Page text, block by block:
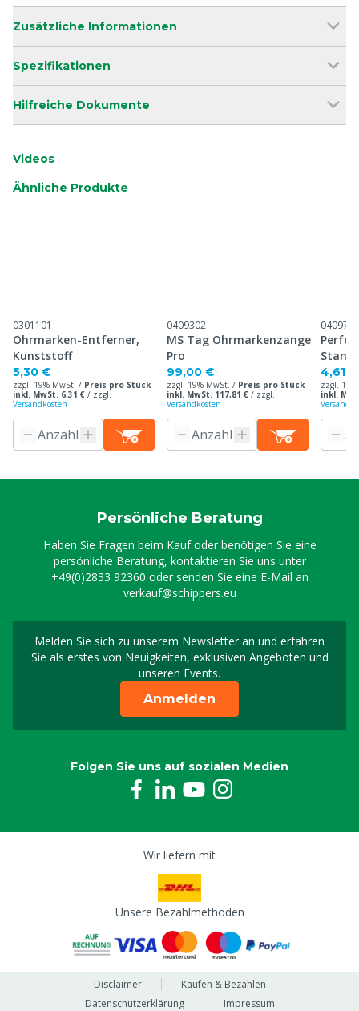
Zusätzliche Informationen
Spezifikationen
Hilfreiche Dokumente
Videos
Ähnliche Produkte
0301101
Ohrmarken-Entferner,
Kunststoff
5,30 €
zzgl. 19% MwSt. / Preis pro Stück
inkl. MwSt. 6,31 € / zzgl.
Versandkosten
0409302
MS Tag Ohrmarkenzange
Pro
99,00 €
zzgl. 19% MwSt. / Preis pro Stück
inkl. MwSt. 117,81 € / zzgl.
Versandkosten
0409716
4,61 €
zzgl.
inkl.
Persönliche Beratung
Haben Sie Fragen beim Kauf oder benötigen Sie eine
persönliche Beratung, kontaktieren Sie uns unter
+49(0)2833 92360 oder senden Sie eine E-Mail an
verkauf@schippers.eu
Melden Sie sich zu unserem Newsletter an und erfahren
Sie als erstes von Neuigkeiten, exklusiven Angeboten und
unseren Events.
Melden Sie sich für
Anmelden
Folgen Sie uns auf sozialen Medien
Wir liefern mit
Unsere Bezahlmethoden
Disclaimer
Kaufen & Bezahlen
Datenschutzerklärung
Impressum